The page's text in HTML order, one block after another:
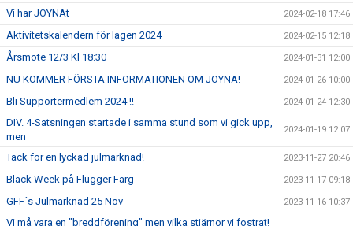
Vi har JOYNAt 2024-02-18 17:46
Aktivitetskalendern för lagen 2024 2024-02-15 12:18
Årsmöte 12/3 Kl 18:30 2024-01-31 12:00
NU KOMMER FÖRSTA INFORMATIONEN OM JOYNA! 2024-01-26 10:00
Bli Supportermedlem 2024 !! 2024-01-24 12:30
DIV. 4-Satsningen startade i samma stund som vi gick upp,
men
2024-01-19 12:07
Tack för en lyckad julmarknad! 2023-11-27 20:46
Black Week på Flügger Färg 2023-11-17 09:18
GFF´s Julmarknad 25 Nov 2023-11-16 10:37
Vi må vara en "breddförening" men vilka stjärnor vi fostrat!